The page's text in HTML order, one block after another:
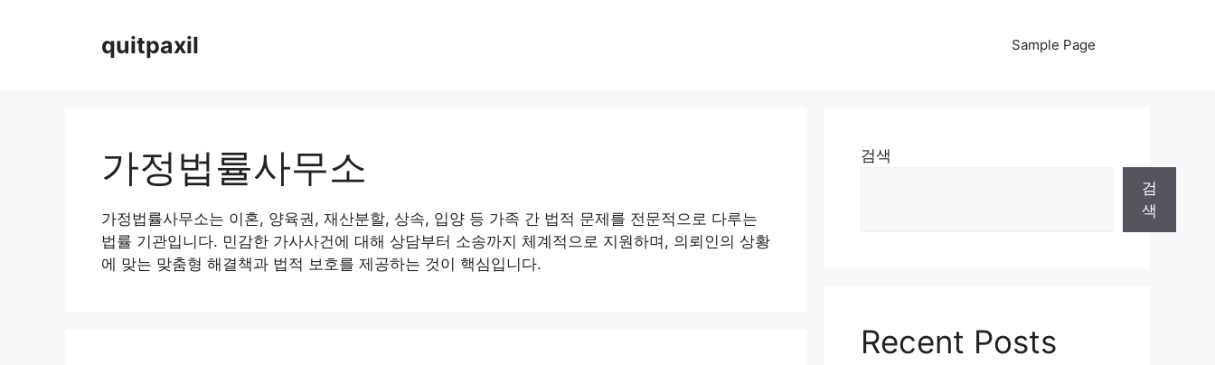
quitpaxil Sample Page
가정법률사무소
가정법률사무소는 이혼, 양육권, 재산분할, 상속, 입양 등 가족 간 법적 문제를 전문적으로 다루는
법률 기관입니다. 민감한 가사사건에 대해 상담부터 소송까지 체계적으로 지원하며, 의뢰인의 상황
에 맞는 맞춤형 해결책과 법적 보호를 제공하는 것이 핵심입니다.
검색
검
색
Recent Posts